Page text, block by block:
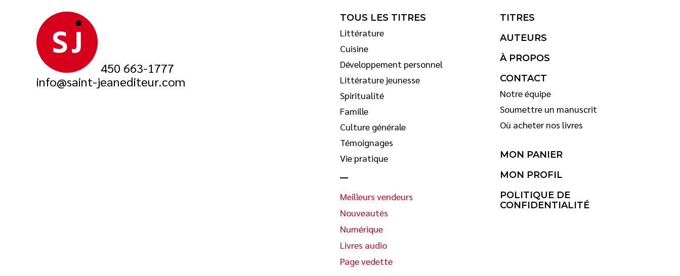
450 663-1777
info@saint-jeanediteur.com
TOUS LES TITRES
Littérature
Cuisine
Développement personnel
Littérature jeunesse
Spiritualité
Famille
Culture générale
Témoignages
Vie pratique
Meilleurs vendeurs
Nouveautés
Numérique
Livres audio
Page vedette
TITRES
AUTEURS
À PROPOS
CONTACT
Notre équipe
Soumettre un manuscrit
Où acheter nos livres
MON PANIER
MON PROFIL
POLITIQUE DE
CONFIDENTIALITÉ